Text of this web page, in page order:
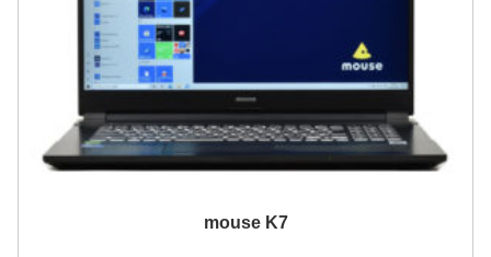
mouse K7